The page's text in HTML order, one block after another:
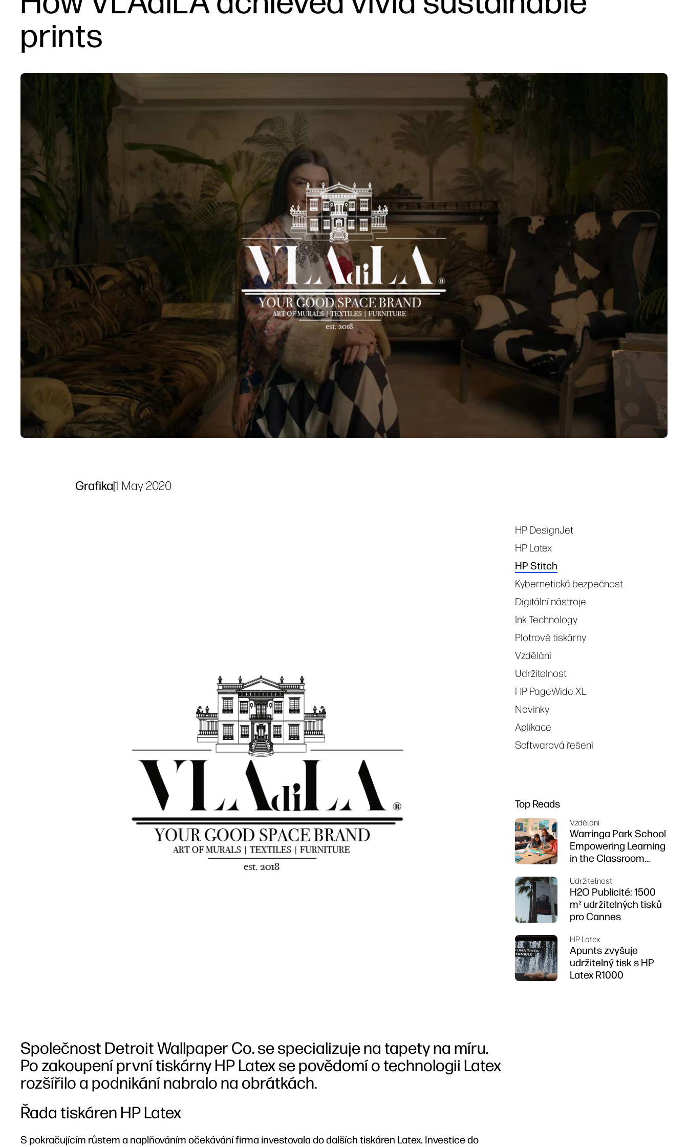
prints
Grafika|1 May 2020
Společnost Detroit Wallpaper Co. se specializuje na tapety na míru.
Po zakoupení první tiskárny HP Latex se povědomí o technologii Latex
rozšířilo a podnikání nabralo na obrátkách.
Řada tiskáren HP Latex
S pokračujícím růstem a naplňováním očekávání firma investovala do dalších tiskáren Latex. Investice do
Tags
HP DesignJet
HP Latex
HP Stitch
Kybernetická bezpečnost
Digitální nástroje
Ink Technology
Plotrové tiskárny
Vzdělání
Udržitelnost
HP PageWide XL
Novinky
Aplikace
Softwarová řešení
Top Reads
Vzdělání
Warringa Park School
Empowering Learning
in the Classroom
Z6 series printer
Udržitelnost
H2O Publicité: 1500
m² udržitelných tisků
pro Cannes
HP Latex
Apunts zvyšuje
udržitelný tisk s HP
Latex R1000